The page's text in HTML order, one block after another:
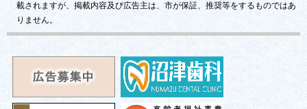
載されますが、掲載内容及び広告主は、市が保証、推奨等をするものではあ
りません。